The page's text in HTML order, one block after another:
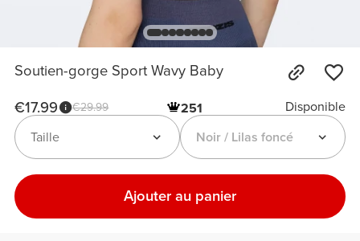
Soutien-gorge Sport Wavy Baby
€17.99 €29.99 251
Disponible
Noir / Lilas foncé
Taille
Ajouter au panier